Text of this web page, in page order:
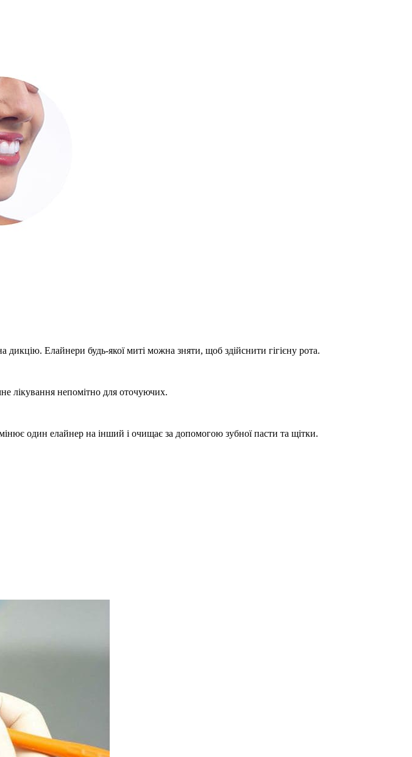
Елайнери будь-якої миті можна зняти, щоб здійснити гігієну рота.
лікування непомітно для оточуючих.
один елайнер на інший і очищає за допомогою зубної пасти та щітки.